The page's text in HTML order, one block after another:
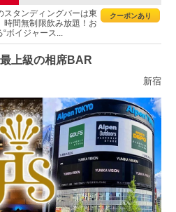
クーポンあり
スタンディングバーは東
時間無制限飲み放題！お
ボイジャース...
上級の相席BAR
新宿